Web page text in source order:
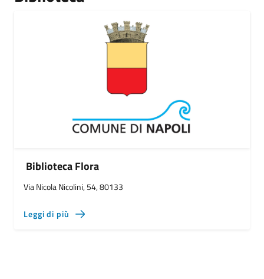
Biblioteca Flora
Via Nicola Nicolini, 54, 80133
Leggi di più